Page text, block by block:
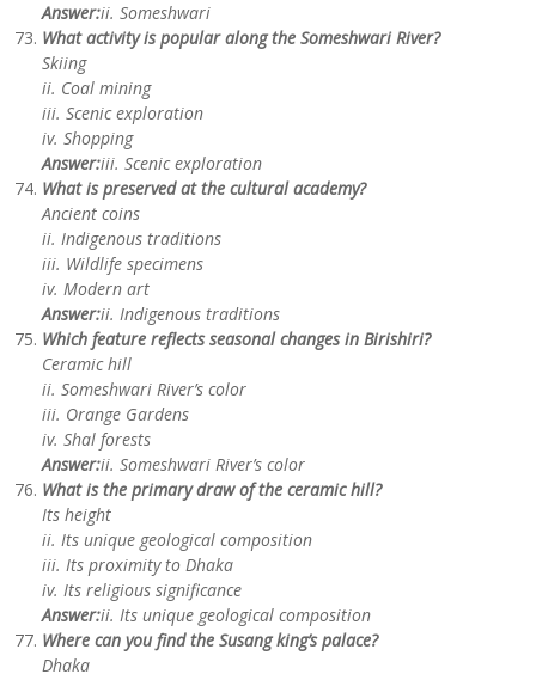
Answer:ii. Someshwari
What activity is popular along the Someshwari River?
Skiing
ii. Coal mining
iii. Scenic exploration
iv. Shopping
Answer:iii. Scenic exploration
What is preserved at the cultural academy?
Ancient coins
ii. Indigenous traditions
iii. Wildlife specimens
iv. Modern art
Answer:ii. Indigenous traditions
Which feature reflects seasonal changes in Birishiri?
Ceramic hill
ii. Someshwari River’s color
iii. Orange Gardens
iv. Shal forests
Answer:ii. Someshwari River’s color
What is the primary draw of the ceramic hill?
Its height
ii. Its unique geological composition
iii. Its proximity to Dhaka
iv. Its religious significance
Answer:ii. Its unique geological composition
Where can you find the Susang king’s palace?
Dhaka